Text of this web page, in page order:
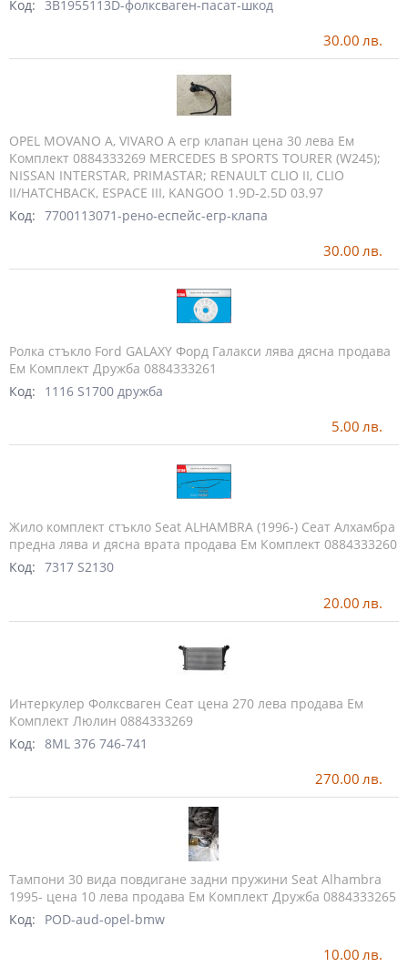
Код: 3B1955113D-фолксваген-пасат-шкод
30.00 лв.
OPEL MOVANO A, VIVARO A егр клапан цена 30 лева Ем
Комплект 0884333269 MERCEDES B SPORTS TOURER (W245);
NISSAN INTERSTAR, PRIMASTAR; RENAULT CLIO II, CLIO
II/HATCHBACK, ESPACE III, KANGOO 1.9D-2.5D 03.97
Код: 7700113071-рено-еспейс-егр-клапа
30.00 лв.
Ролка стъкло Ford GALAXY Форд Галакси лява дясна продава
Ем Комплект Дружба 0884333261
Код:
1116 S1700 дружба
5.00 лв.
Жило комплект стъкло Seat ALHAMBRA (1996-) Сеат Алхамбра
предна лява и дясна врата продава Ем Комплект 0884333260
Код: 7317 S2130
20.00 лв.
Интеркулер Фолксваген Сеат цена 270 лева продава Ем
Комплект Люлин 0884333269
Код: 8ML 376 746-741
270.00 лв.
Тампони 30 вида повдигане задни пружини Seat Alhambra
1995- цена 10 лева продава Ем Комплект Дружба 0884333265
Код:
POD-aud-opel-bmw
10.00 лв.